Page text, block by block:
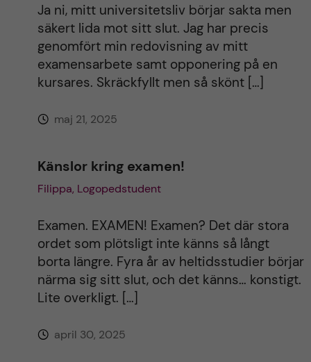
Ja ni, mitt universitetsliv börjar sakta men
säkert lida mot sitt slut. Jag har precis
genomfört min redovisning av mitt
examensarbete samt opponering på en
kursares. Skräckfyllt men så skönt […]
maj 21, 2025
Känslor kring examen!
Filippa, Logopedstudent
Examen. EXAMEN! Examen? Det där stora
ordet som plötsligt inte känns så långt
borta längre. Fyra år av heltidsstudier börjar
närma sig sitt slut, och det känns… konstigt.
Lite overkligt. […]
april 30, 2025